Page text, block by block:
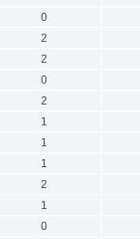
0
2
2
0
2
1
1
1
2
1
0